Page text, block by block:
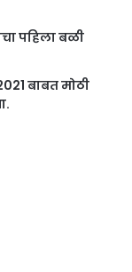
पहिला बळी
बाबत मोठी